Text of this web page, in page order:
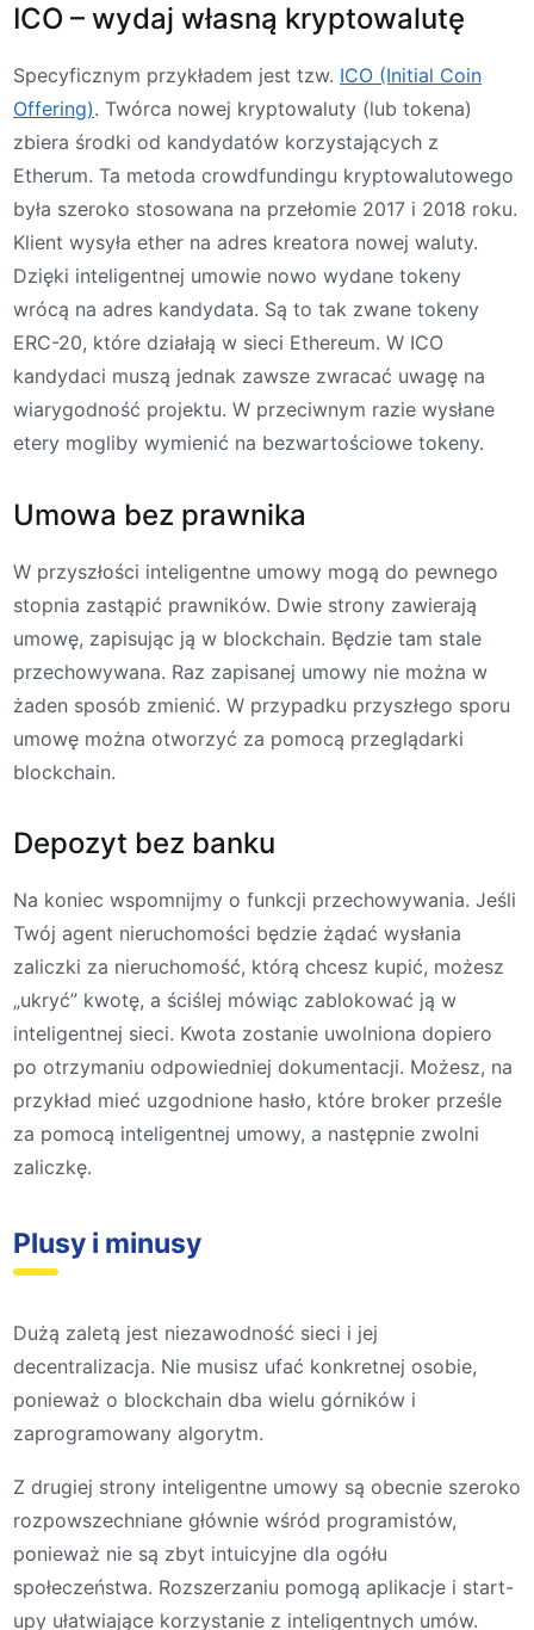
ICO – wydaj własną kryptowalutę
Specyficznym przykładem jest tzw. ICO (Initial Coin
Offering). Twórca nowej kryptowaluty (lub tokena)
zbiera środki od kandydatów korzystających z
Etherum. Ta metoda crowdfundingu kryptowalutowego
była szeroko stosowana na przełomie 2017 i 2018 roku.
Klient wysyła ether na adres kreatora nowej waluty.
Dzięki inteligentnej umowie nowo wydane tokeny
wrócą na adres kandydata. Są to tak zwane tokeny
ERC-20, które działają w sieci Ethereum. W ICO
kandydaci muszą jednak zawsze zwracać uwagę na
wiarygodność projektu. W przeciwnym razie wysłane
etery mogliby wymienić na bezwartościowe tokeny.
Umowa bez prawnika
W przyszłości inteligentne umowy mogą do pewnego
stopnia zastąpić prawników. Dwie strony zawierają
umowę, zapisując ją w blockchain. Będzie tam stale
przechowywana. Raz zapisanej umowy nie można w
żaden sposób zmienić. W przypadku przyszłego sporu
umowę można otworzyć za pomocą przeglądarki
blockchain.
Depozyt bez banku
Na koniec wspomnijmy o funkcji przechowywania. Jeśli
Twój agent nieruchomości będzie żądać wysłania
zaliczki za nieruchomość, którą chcesz kupić, możesz
„ukryć” kwotę, a ściślej mówiąc zablokować ją w
inteligentnej sieci. Kwota zostanie uwolniona dopiero
po otrzymaniu odpowiedniej dokumentacji. Możesz, na
przykład mieć uzgodnione hasło, które broker prześle
za pomocą inteligentnej umowy, a następnie zwolni
zaliczkę.
Plusy i minusy
Dużą zaletą jest niezawodność sieci i jej
decentralizacja. Nie musisz ufać konkretnej osobie,
ponieważ o blockchain dba wielu górników i
zaprogramowany algorytm.
Z drugiej strony inteligentne umowy są obecnie szeroko
rozpowszechniane głównie wśród programistów,
ponieważ nie są zbyt intuicyjne dla ogółu
społeczeństwa. Rozszerzaniu pomogą aplikacje i start-
upy ułatwiające korzystanie z inteligentnych umów.